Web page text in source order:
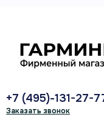
As your game
automatically keep up
After securing sensors
+7 (495)-131-27-
Заказать звонок